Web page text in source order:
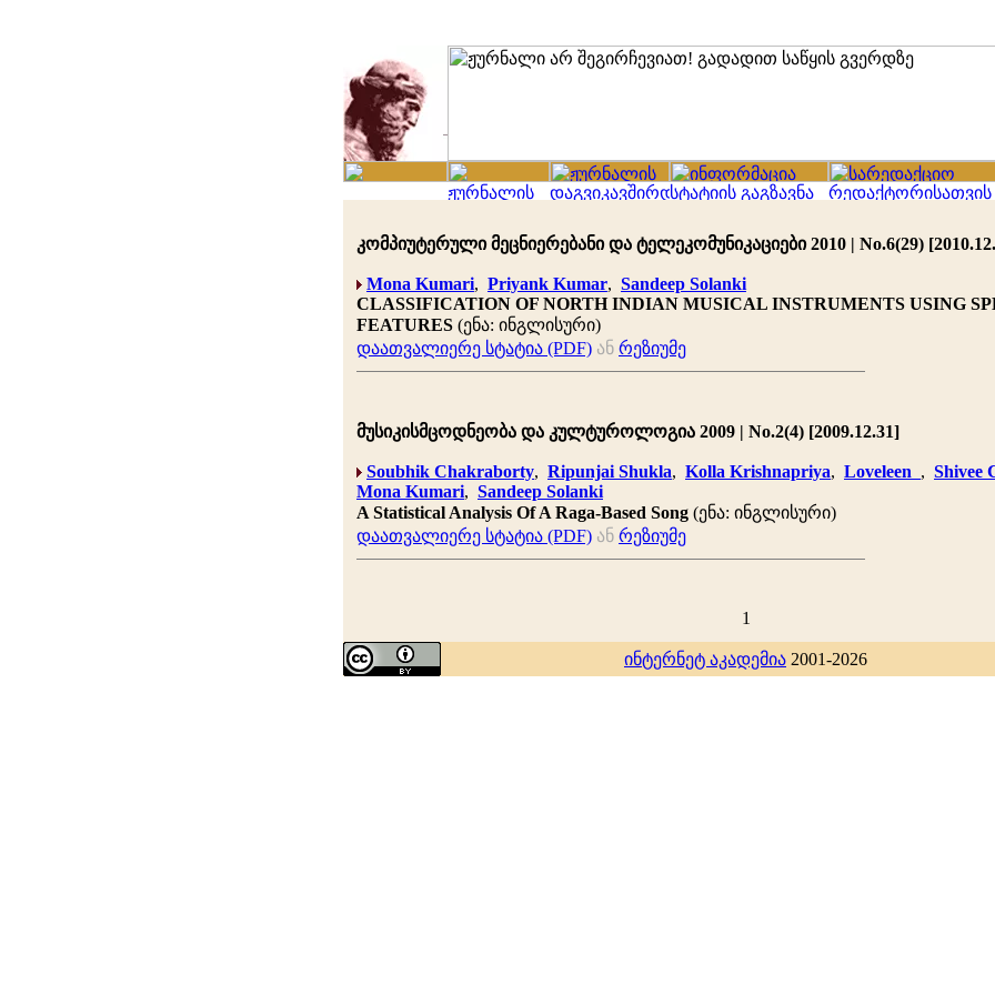
კომპიუტერული მეცნიერებანი და ტელეკომუნიკაციები 2010 | No.6(29)
Mona Kumari, Priyank Kumar, Sandeep Solanki
CLASSIFICATION OF NORTH INDIAN MUSICAL INSTRUMENTS USING
FEATURES (ენა: ინგლისური)
დაათვალიერე სტატია (PDF) ან რეზიუმე
მუსიკისმცოდნეობა და კულტუროლოგია 2009 | No.2(4) [2009.12.31]
Soubhik Chakraborty, Ripunjai Shukla, Kolla Krishnapriya, Loveleen , Shivee
Mona Kumari, Sandeep Solanki
A Statistical Analysis Of A Raga-Based Song (ენა: ინგლისური)
დაათვალიერე სტატია (PDF) ან რეზიუმე
1
ინტერნეტ აკადემია 2001-2026